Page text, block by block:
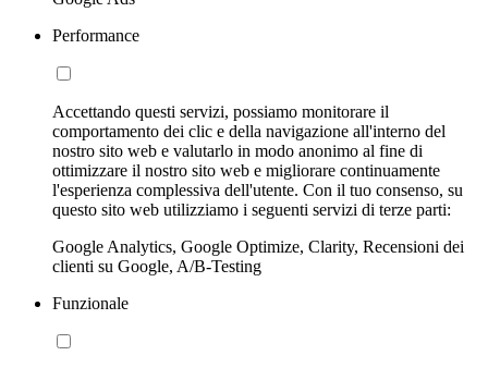
Performance
Accettando questi servizi, possiamo monitorare il
comportamento dei clic e della navigazione all'interno del
nostro sito web e valutarlo in modo anonimo al fine di
ottimizzare il nostro sito web e migliorare continuamente
l'esperienza complessiva dell'utente. Con il tuo consenso, su
questo sito web utilizziamo i seguenti servizi di terze parti:
Google Analytics, Google Optimize, Clarity, Recensioni dei
clienti su Google, A/B-Testing
Funzionale